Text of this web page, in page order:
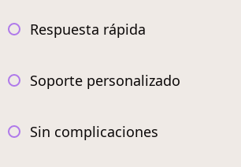
Respuesta rápida
Soporte personalizado
Sin complicaciones